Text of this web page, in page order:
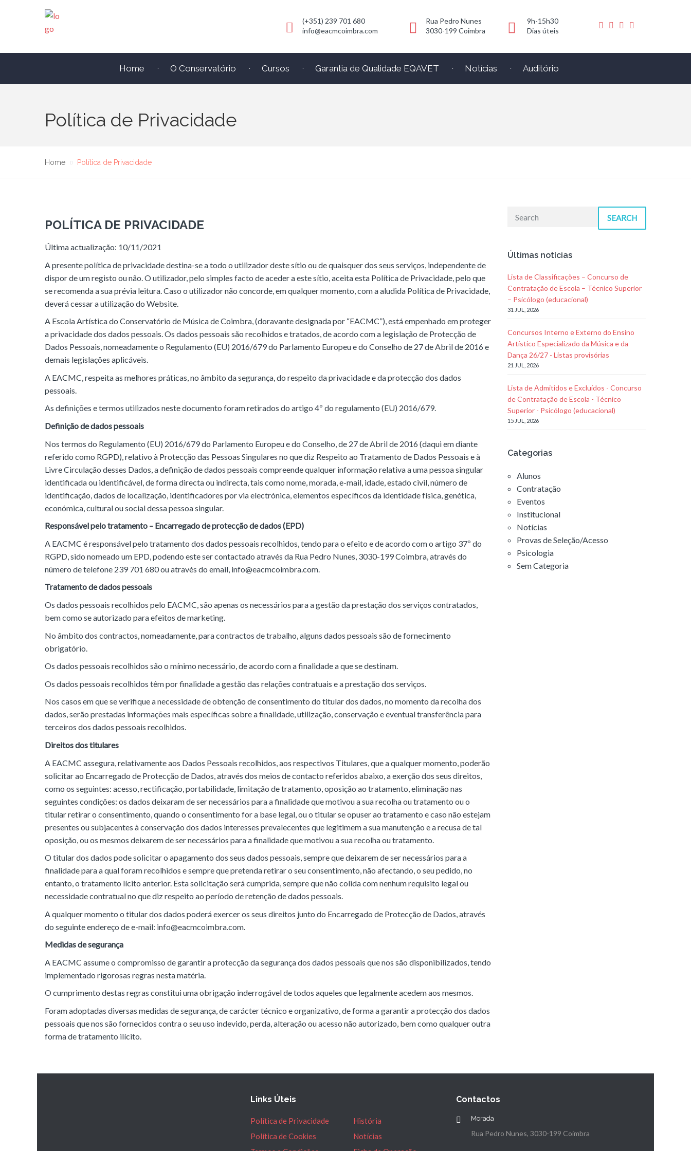
(+351) 239 701 680
info@eacmcoimbra.com
Rua Pedro Nunes
3030-199 Coimbra
9h-15h30
Dias úteis
Home O Conservatório Cursos Garantia de Qualidade EQAVET Notícias Auditório
Política de Privacidade
Home Política de Privacidade
POLÍTICA DE PRIVACIDADE
Última actualização: 10/11/2021
A presente política de privacidade destina-se a todo o utilizador deste sítio ou de quaisquer dos seus serviços, independente de
dispor de um registo ou não. O utilizador, pelo simples facto de aceder a este sítio, aceita esta Política de Privacidade, pelo que
se recomenda a sua prévia leitura. Caso o utilizador não concorde, em qualquer momento, com a aludida Política de Privacidade,
deverá cessar a utilização do Website.
A Escola Artística do Conservatório de Música de Coimbra, (doravante designada por “EACMC”), está empenhado em proteger
a privacidade dos dados pessoais. Os dados pessoais são recolhidos e tratados, de acordo com a legislação de Protecção de
Dados Pessoais, nomeadamente o Regulamento (EU) 2016/679 do Parlamento Europeu e do Conselho de 27 de Abril de 2016 e
demais legislações aplicáveis.
A EACMC, respeita as melhores práticas, no âmbito da segurança, do respeito da privacidade e da protecção dos dados
pessoais.
As definições e termos utilizados neste documento foram retirados do artigo 4º do regulamento (EU) 2016/679.
Definição de dados pessoais
Nos termos do Regulamento (EU) 2016/679 do Parlamento Europeu e do Conselho, de 27 de Abril de 2016 (daqui em diante
referido como RGPD), relativo à Protecção das Pessoas Singulares no que diz Respeito ao Tratamento de Dados Pessoais e à
Livre Circulação desses Dados, a definição de dados pessoais compreende qualquer informação relativa a uma pessoa singular
identificada ou identificável, de forma directa ou indirecta, tais como nome, morada, e-mail, idade, estado civil, número de
identificação, dados de localização, identificadores por via electrónica, elementos específicos da identidade física, genética,
económica, cultural ou social dessa pessoa singular.
Responsável pelo tratamento – Encarregado de protecção de dados (EPD)
A EACMC é responsável pelo tratamento dos dados pessoais recolhidos, tendo para o efeito e de acordo com o artigo 37º do
RGPD, sido nomeado um EPD, podendo este ser contactado através da Rua Pedro Nunes, 3030-199 Coimbra, através do
número de telefone 239 701 680 ou através do email, info@eacmcoimbra.com.
Tratamento de dados pessoais
Os dados pessoais recolhidos pelo EACMC, são apenas os necessários para a gestão da prestação dos serviços contratados,
bem como se autorizado para efeitos de marketing.
No âmbito dos contractos, nomeadamente, para contractos de trabalho, alguns dados pessoais são de fornecimento
obrigatório.
Os dados pessoais recolhidos são o mínimo necessário, de acordo com a finalidade a que se destinam.
Os dados pessoais recolhidos têm por finalidade a gestão das relações contratuais e a prestação dos serviços.
Nos casos em que se verifique a necessidade de obtenção de consentimento do titular dos dados, no momento da recolha dos
dados, serão prestadas informações mais específicas sobre a finalidade, utilização, conservação e eventual transferência para
terceiros dos dados pessoais recolhidos.
Direitos dos titulares
A EACMC assegura, relativamente aos Dados Pessoais recolhidos, aos respectivos Titulares, que a qualquer momento, poderão
solicitar ao Encarregado de Protecção de Dados, através dos meios de contacto referidos abaixo, a exerção dos seus direitos,
como os seguintes: acesso, rectificação, portabilidade, limitação de tratamento, oposição ao tratamento, eliminação nas
seguintes condições: os dados deixaram de ser necessários para a finalidade que motivou a sua recolha ou tratamento ou o
titular retirar o consentimento, quando o consentimento for a base legal, ou o titular se opuser ao tratamento e caso não estejam
presentes ou subjacentes à conservação dos dados interesses prevalecentes que legitimem a sua manutenção e a recusa de tal
oposição, ou os mesmos deixarem de ser necessários para a finalidade que motivou a sua recolha ou tratamento.
O titular dos dados pode solicitar o apagamento dos seus dados pessoais, sempre que deixarem de ser necessários para a
finalidade para a qual foram recolhidos e sempre que pretenda retirar o seu consentimento, não afectando, o seu pedido, no
entanto, o tratamento lícito anterior. Esta solicitação será cumprida, sempre que não colida com nenhum requisito legal ou
necessidade contratual no que diz respeito ao período de retenção de dados pessoais.
A qualquer momento o titular dos dados poderá exercer os seus direitos junto do Encarregado de Protecção de Dados, através
do seguinte endereço de e-mail: info@eacmcoimbra.com.
Medidas de segurança
A EACMC assume o compromisso de garantir a protecção da segurança dos dados pessoais que nos são disponibilizados, tendo
implementado rigorosas regras nesta matéria.
O cumprimento destas regras constitui uma obrigação inderrogável de todos aqueles que legalmente acedem aos mesmos.
Foram adoptadas diversas medidas de segurança, de carácter técnico e organizativo, de forma a garantir a protecção dos dados
pessoais que nos são fornecidos contra o seu uso indevido, perda, alteração ou acesso não autorizado, bem como qualquer outra
forma de tratamento ilícito.
SEARCH
Últimas notícias
Lista de Classificações – Concurso de
Contratação de Escola – Técnico Superior
– Psicólogo (educacional)
31 JUL, 2026
Concursos Interno e Externo do Ensino
Artístico Especializado da Música e da
Dança 26/27 - Listas provisórias
21 JUL, 2026
Lista de Admitidos e Excluídos - Concurso
de Contratação de Escola - Técnico
Superior - Psicólogo (educacional)
15 JUL, 2026
Categorias
Alunos
Contratação
Eventos
Institucional
Notícias
Provas de Seleção/Acesso
Psicologia
Sem Categoria
Links Úteis
Política de Privacidade
Política de Cookies
História
Notícias
Contactos
Morada
Rua Pedro Nunes, 3030-199 Coimbra